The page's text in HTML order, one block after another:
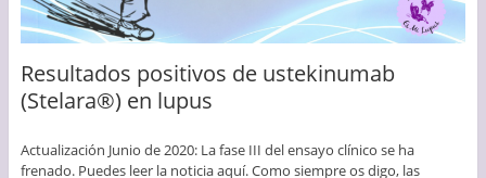
Resultados positivos de ustekinumab
(Stelara®) en lupus
Actualización Junio de 2020: La fase III del ensayo clínico se ha
frenado. Puedes leer la noticia aquí. Como siempre os digo, las